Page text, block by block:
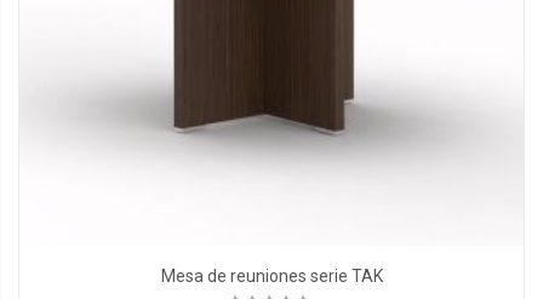
Mesa de reuniones serie TAK